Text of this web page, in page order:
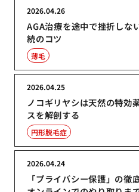
AGA治療を途中で挫折しな
続のコツ
2026.04.26
薄毛
ノコギリヤシは天然の特効
スを解剖する
2026.04.25
円形脱毛症
「プライバシー保護」の徹
2026.04.24